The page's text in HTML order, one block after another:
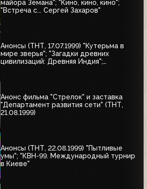
майора Земана"; "Кино, кино, кино";
"Встреча с... Сергей Захаров"
Анонсы (ТНТ, 17.07.1999) "Кутерьма в
мире зверья"; "Загадки древних
цивилизаций: Древняя Индия";
Анонс фильма "Стрелок" и заставка
"Департамент развития сети" (ТНТ,
21.08.1999)
Анонсы (ТНТ, 22.08.1999) "Пытливые
умы"; "КВН-99. Международный турнир
в Киеве"